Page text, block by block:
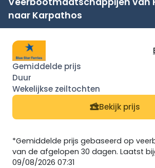
naar Karpathos
Bekijk prijs
*Gemiddelde prijs gebaseerd op
van de afgelopen 30 dagen. Laatst
09/08/2026 07:31